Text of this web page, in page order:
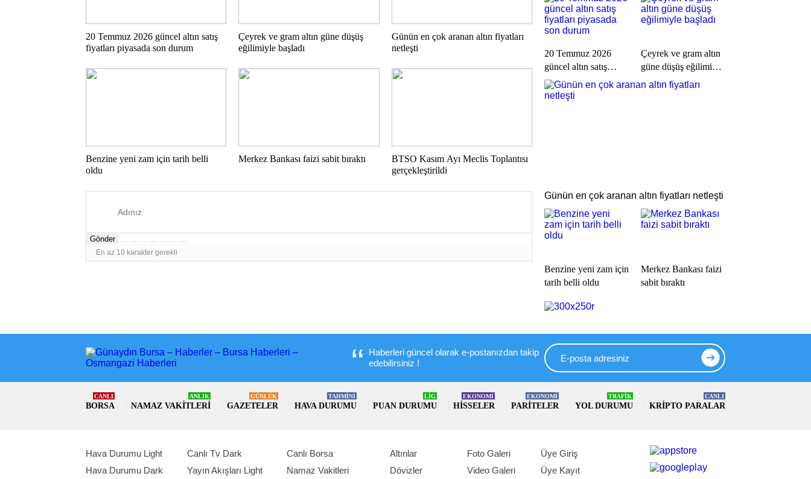
20 Temmuz 2026 güncel altın satış
fiyatları piyasada son durum
Çeyrek ve gram altın güne düşüş
eğilimiyle başladı
Günün en çok aranan altın fiyatları
netleşti
Benzine yeni zam için tarih belli
oldu
Merkez Bankası faizi sabit bıraktı
BTSO Kasım Ayı Meclis Toplantısı
gerçekleştirildi
Gönder
En az 10 karakter gerekli
20 Temmuz 2026
güncel altın satış
fiyatları piyasada son
durum
Çeyrek ve gram altın
güne düşüş eğilimiyle
başladı
Günün en çok aranan altın fiyatları netleşti
Benzine yeni zam için
tarih belli oldu
Merkez Bankası faizi
sabit bıraktı
Haberleri güncel olarak e-postanızdan takip
edebilirsiniz !
BORSA
CANLI
NAMAZ VAKITLERI
ANLIK
GAZETELER
GÜNLÜK
HAVA DURUMU
TAHMİNİ
PUAN DURUMU
LİG
HISSELER
EKONOMİ
PARITELER
EKONOMİ
YOL DURUMU
TRAFİK
KRIPTO PARALAR
CANLI
Hava Durumu Light
Hava Durumu Dark
Canlı Tv Dark
Yayın Akışları Light
Canlı Borsa
Namaz Vakitleri
Altınlar
Dövizler
Foto Galeri
Video Galeri
Üye Giriş
Üye Kayıt